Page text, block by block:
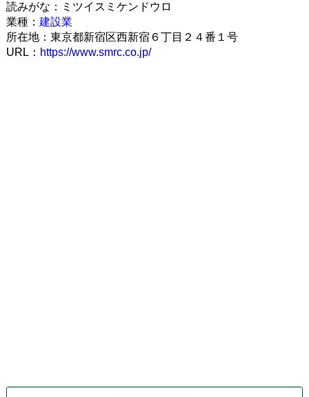
読みがな：ミツイスミケンドウロ
業種： 建設業
所在地：東京都新宿区西新宿６丁目２４番１号
URL： https://www.smrc.co.jp/